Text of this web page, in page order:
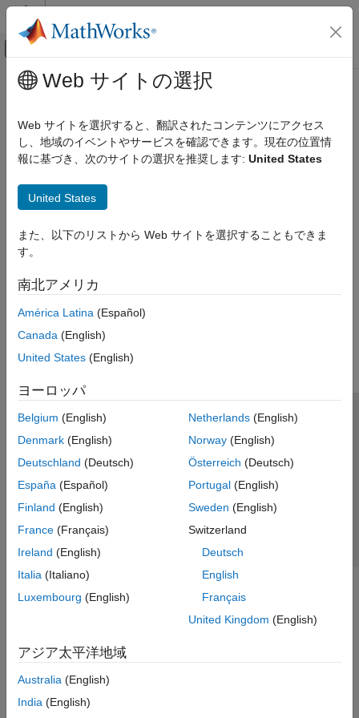
コンテンツへスキップ
オフキャンバス ナビゲーション メ
ドキュメンテーションのホーム
メインコンテンツ
Web サイトの選択
Web サイトを選択すると、翻訳されたコンテンツにアクセス
し、地域のイベントやサービスを確認できます。現在の位置情
報に基づき、次のサイトの選択を推奨します: United States
United States
また、以下のリストから Web サイトを選択することもできま
す。
南北アメリカ
América Latina (Español)
Canada (English)
United States (English)
ヨーロッパ
Belgium (English)
Denmark (English)
Deutschland (Deutsch)
España (Español)
Finland (English)
France (Français)
Ireland (English)
Italia (Italiano)
Luxembourg (English)
Netherlands(English)
Norway(English)
Österreich (Deutsch)
Portugal(English)
Sweden (English)
Switzerland
Deutsch
English
Français
United Kingdom (English)
アジア太平洋地域
Australia (English)
India (English)
トラストセンター
プライバシー ポリシー
違法コピー防止
アプリケーション ステータス
© 1994-2026 The MathWorks, Inc.